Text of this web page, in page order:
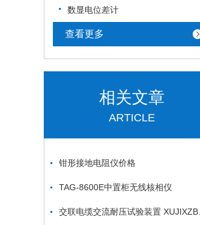
数显电位差计
查看更多
相关文章
ARTICLE
钳形接地电阻仪价格
TAG-8600E中置柜无线核相仪